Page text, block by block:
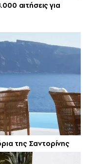
αιτήσεις για
της Σαντορίνης